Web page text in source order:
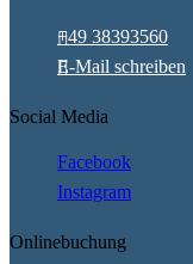
+49 38393560
E-Mail schreiben
Social Media
Facebook
Instagram
Onlinebuchung